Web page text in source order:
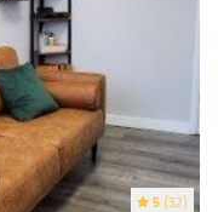
5 (32)